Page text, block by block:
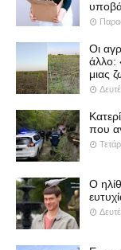
Οι
άλλο:
μιας
που
Ο